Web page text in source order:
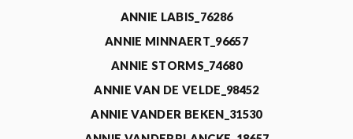
ANNIE LABIS_76286
ANNIE MINNAERT_96657
ANNIE STORMS_74680
ANNIE VAN DE VELDE_98452
ANNIE VANDER BEKEN_31530